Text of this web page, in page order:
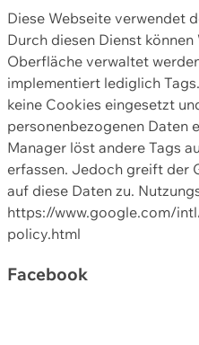
Diese Webseite verwendet
Durch diesen Dienst
Oberfläche verwaltet
implementiert lediglich
keine Cookies eingesetzt
personenbezogenen Daten
Manager löst andere Tags
erfassen. Jedoch greift der
auf diese Daten zu.
https://www.google.com/
policy.html
Facebook